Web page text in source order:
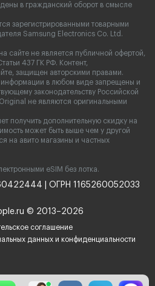
в гражданский оборот в смысле
зарегистрированными товарными
Samsung Electronics Co. Ltd.
сайте не является публичной офертой,
437 ГК РФ. Контент,
защищен авторскими правами.
информации в любом виде запрещены и
законодательству Российской
не являются оригинальными
получить дополнительную скидку на
может быть выше чем у другой
на авито магазины и частных
eSIM без лотка.
| ОГРН 1165260052033
© 2013–2026
соглашение
данных и конфиденциальности